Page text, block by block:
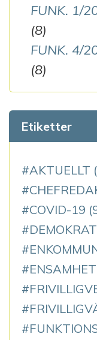
FUNK. 1/
(8)
FUNK. 4/
(8)
Etiketter
AKTUELLT
COVID-19
ENSAMHET